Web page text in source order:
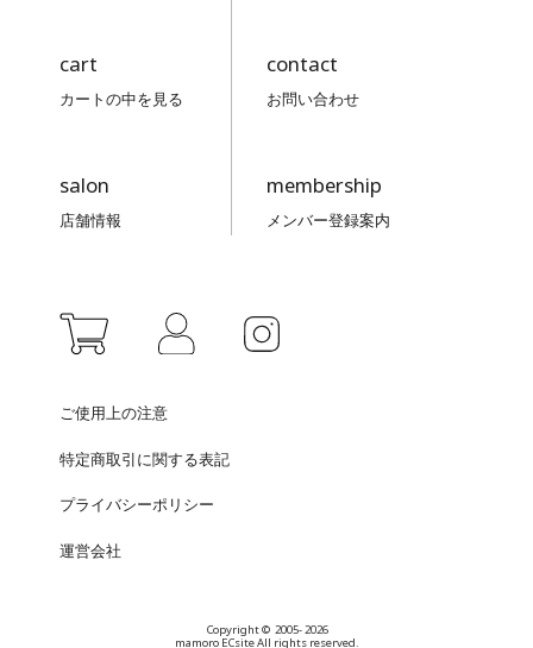
cart
カートの中を見る
salon
店舗情報
contact
お問い合わせ
membership
メンバー登録案内
ご使用上の注意
特定商取引に関する表記
プライバシーポリシー
運営会社
Copyright © 2005- 2026
mamoro ECsite All rights reserved.